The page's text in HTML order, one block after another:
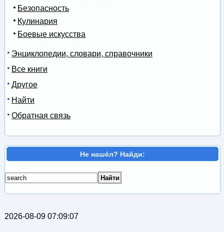
Безопасность
Кулинария
Боевые искусства
Энциклопедии, словари, справочники
Все книги
Другое
Найти
Обратная связь
Не нашёл? Найди:
2026-08-09 07:09:07